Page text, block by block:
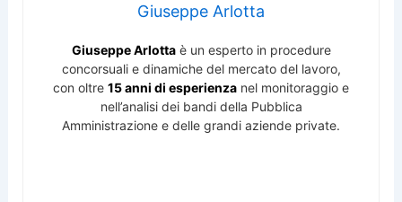
Giuseppe Arlotta
Giuseppe Arlottaè un esperto in procedure
concorsuali e dinamiche del mercato del lavoro,
con oltre 15 anni di esperienza nel monitoraggio e
nell’analisi dei bandi della Pubblica
Amministrazione e delle grandi aziende private.